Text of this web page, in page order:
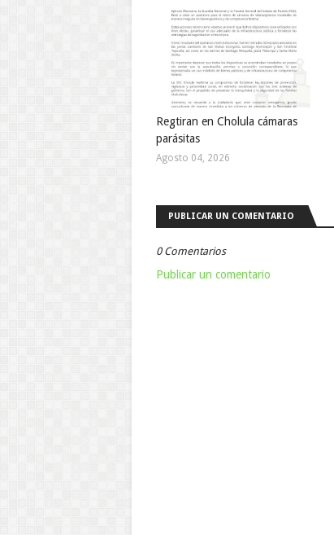
Regtiran en Cholula cámaras
parásitas
Agosto 04, 2026
PUBLICAR UN COMENTARIO
0 Comentarios
Publicar un comentario